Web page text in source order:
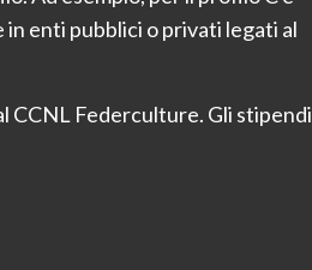
enti pubblici o privati legati al
CCNL Federculture. Gli stipendi